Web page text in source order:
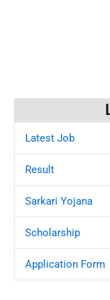
Latest Job
Result
Sarkari Yojana
Scholarship
Application Form